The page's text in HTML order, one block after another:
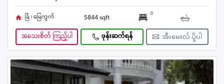
ခြံ ၊ မြေကွက် 5844 sqft 0
အသေးစိတ် ကြည့်ပါ ဖုန်းဆက်ရန် အီးမေးလ် ပို့ပါ